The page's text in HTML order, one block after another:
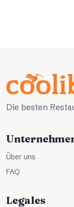
Die besten
Über uns
FAQ
Legales